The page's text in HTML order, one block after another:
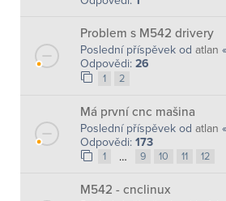
Problem s M542 drivery
Poslední příspěvek od atlan «
Odpovědi: 26
1 2
Má první cnc mašina
Poslední příspěvek od atlan «
Odpovědi: 173
1 … 9 10 11 12
M542 - cnclinux